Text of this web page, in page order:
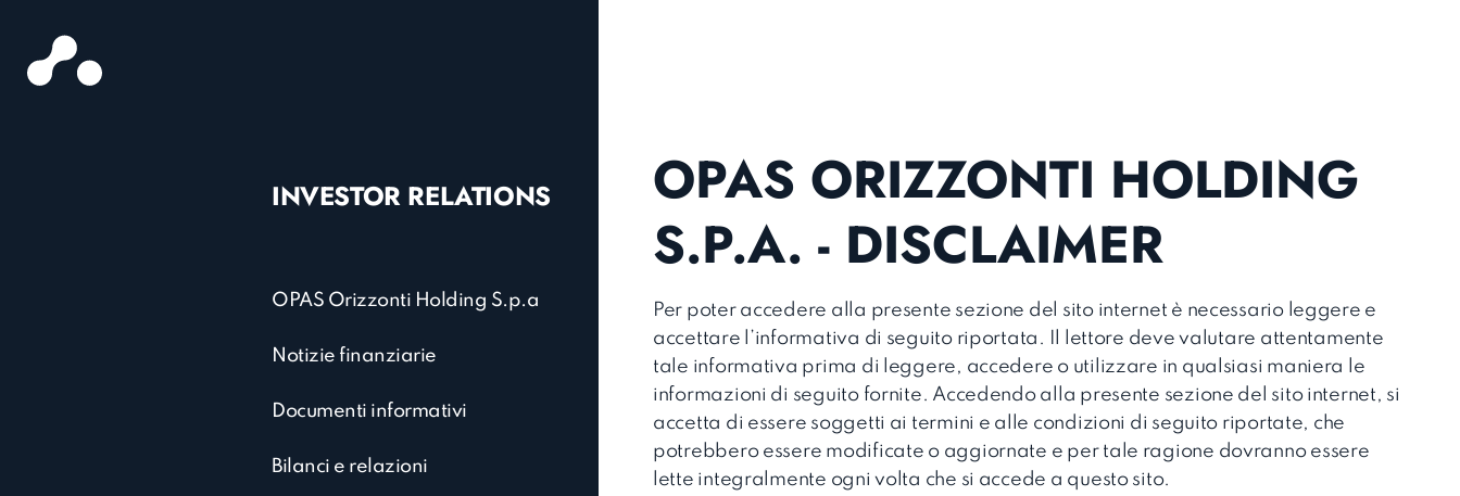
INVESTOR RELATIONS
OPAS Orizzonti Holding S.p.a
Notizie finanziarie
Documenti informativi
Bilanci e relazioni
OPAS ORIZZONTI HOLDING
S.P.A. - DISCLAIMER
Per poter accedere alla presente sezione del sito internet è necessario leggere e
accettare l’informativa di seguito riportata. Il lettore deve valutare attentamente
tale informativa prima di leggere, accedere o utilizzare in qualsiasi maniera le
informazioni di seguito fornite. Accedendo alla presente sezione del sito internet, si
accetta di essere soggetti ai termini e alle condizioni di seguito riportate, che
potrebbero essere modificate o aggiornate e per tale ragione dovranno essere
lette integralmente ogni volta che si accede a questo sito.